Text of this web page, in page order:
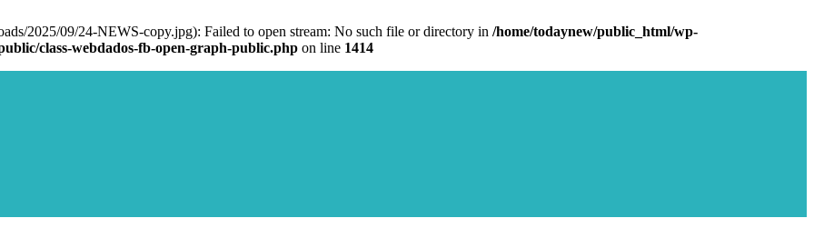
2025/09/24-NEWS-copy.jpg): Failed to open stream: No such file or directory in /home/todaynew/public_html/wp-
class-webdados-fb-open-graph-public.php on line 1414